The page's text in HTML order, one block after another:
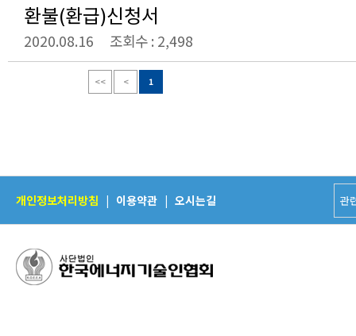
환불(환급)신청서
2020.08.16 조회수 : 2,498
<< < 1
개인정보처리방침 | 이용약관 | 오시는길